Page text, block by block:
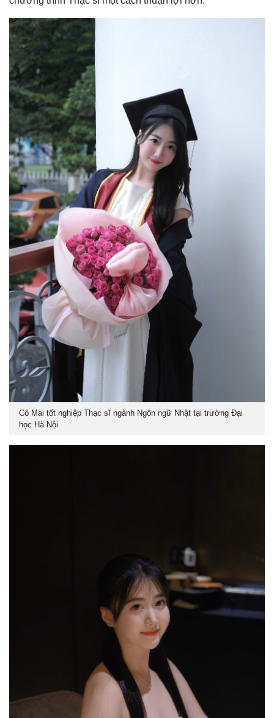
Cô Mai tốt nghiệp Thạc sĩ ngành Ngôn ngữ Nhật tại trường Đại
học Hà Nội